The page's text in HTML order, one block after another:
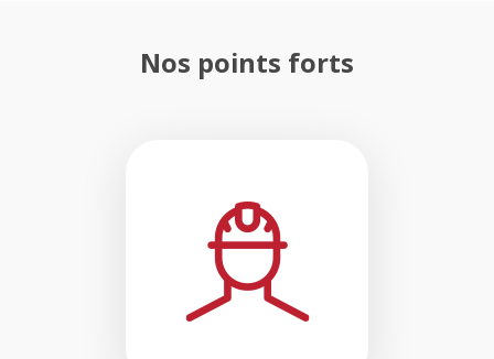
Nos points forts